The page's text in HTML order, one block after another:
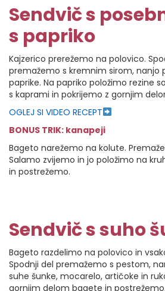
Sendvič s
s papriko
Kajzerico prerežemo na polovico.
premažemo s kremnim sirom, nanjo
paprike. Na papriko položimo rezine
s kaprami in pokrijemo z gornjim
OGLEJ SI VIDEO RECEPT
BONUS TRIK: kanapeji
Bageto narežemo na kolute.
Salamo zvijemo in jo položimo na
in postrežemo.
Sendvič s suho
Bageto razdelimo na polovico in
Spodnji del premažemo s pestom,
suhe šunke, mocarelo, artičoke in
gornjim delom bagete in postrežemo.